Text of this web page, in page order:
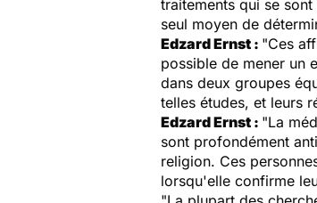
traitements qui se
seul moyen de
Edzard Ernst : "Ces
possible de mener un
dans deux groupes
telles études, et leurs
Edzard Ernst : "La
sont profondément
religion. Ces
lorsqu'elle confirme